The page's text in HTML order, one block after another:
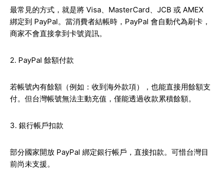
最常見的方式，就是將 Visa、MasterCard、JCB 或 AMEX
綁定到 PayPal。當消費者結帳時，PayPal 會自動代為刷卡，
商家不會直接拿到卡號資訊。
2. PayPal 餘額付款
若帳號內有餘額（例如：收到海外款項），也能直接用餘額支
付。但台灣帳號無法主動充值，僅能透過收款累積餘額。
3. 銀行帳戶扣款
部分國家開放 PayPal 綁定銀行帳戶，直接扣款。可惜台灣目
前尚未支援。